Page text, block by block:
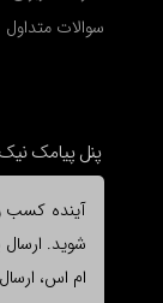
سوالات متداول
پنل پیامک نیک اس
آینده کسب
شوید.